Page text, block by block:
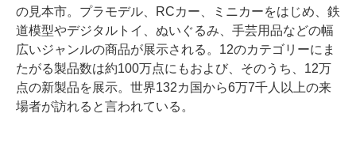
の見本市。プラモデル、RCカー、ミニカーをはじめ、鉄
道模型やデジタルトイ、ぬいぐるみ、手芸用品などの幅
広いジャンルの商品が展示される。12のカテゴリーにま
たがる製品数は約100万点にもおよび、そのうち、12万
点の新製品を展示。世界132カ国から6万7千人以上の来
場者が訪れると言われている。